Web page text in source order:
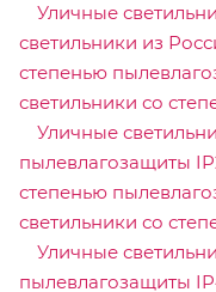
Уличные
светильники из
степенью
светильники со
Уличные
пылевлагозащиты
степенью
светильники со
Уличные
пылевлагозащиты